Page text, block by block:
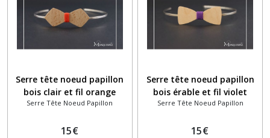
Serre tête noeud papillon
bois clair et fil orange
Serre Tête Noeud Papillon
15€
Serre tête noeud papillon
bois érable et fil violet
Serre Tête Noeud Papillon
15€